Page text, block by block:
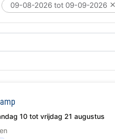
09-08-2026 tot 09-09-2026
10 tot vrijdag 21 augustus